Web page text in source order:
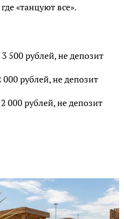
«танцуют все».
500 рублей, не депозит
рублей, не депозит
000 рублей, не депозит